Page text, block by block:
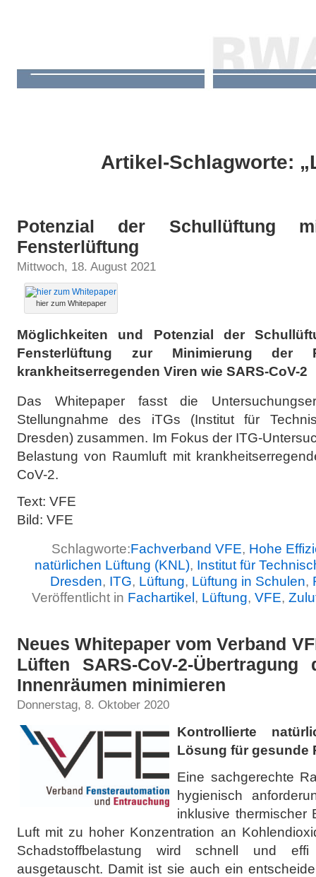
Artikel-Schlagworte:
Potenzial der Schullüftung
Fensterlüftung
Mittwoch, 18. August 2021
hier zum Whitepaper
Möglichkeiten und Potenzial der
Fensterlüftung zur Minimierung der
krankheitserregenden Viren wie SARS-CoV-2
Das Whitepaper fasst die
Stellungnahme des iTGs (Institut für
Dresden) zusammen. Im Fokus der ITG-
Belastung von Raumluft mit
CoV-2.
Text: VFE
Bild: VFE
Schlagworte:Fachverband VFE, Hohe
natürlichen Lüftung (KNL), Institut für
Dresden, ITG, Lüftung, Lüftung in Schulen,
Veröffentlicht in Fachartikel, Lüftung, VFE,
Neues Whitepaper vom Verband
Lüften SARS-CoV-2-
Innenräumen minimieren
Donnerstag, 8. Oktober 2020
Kontrollierte
Lösung für gesunde
Eine sachgerechte
hygienisch
inklusive thermischer
Luft mit zu hoher Konzentration an
Schadstoffbelastung wird schnell und
ausgetauscht. Damit ist sie auch ein